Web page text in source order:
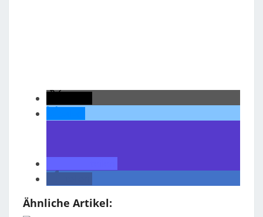
Ähnliche Artikel: